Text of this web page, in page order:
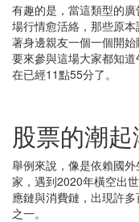
有趣的是，當這類型的
場行情愈活絡，那些原
著身邊親友一個一個開
要來參與這場大家都知
在已經11點55分了。
股票的潮
舉例來說，像是依賴國
家，遇到2020年橫空出
應鏈與消費鏈，出現許
之一。